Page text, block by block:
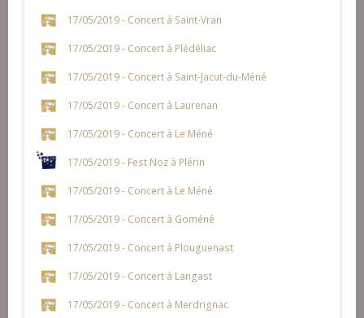
17/05/2019 - Concert à Saint-Vran
17/05/2019 - Concert à Plédéliac
17/05/2019 - Concert à Saint-Jacut-du-Méné
17/05/2019 - Concert à Laurenan
17/05/2019 - Concert à Le Méné
17/05/2019 - Fest Noz à Plérin
17/05/2019 - Concert à Le Méné
17/05/2019 - Concert à Goméné
17/05/2019 - Concert à Plouguenast
17/05/2019 - Concert à Langast
17/05/2019 - Concert à Merdrignac